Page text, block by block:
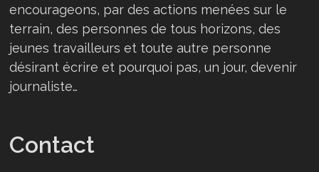
encourageons, par des actions menées sur le
terrain, des personnes de tous horizons, des
jeunes travailleurs et toute autre personne
désirant écrire et pourquoi pas, un jour, devenir
journaliste…
Contact